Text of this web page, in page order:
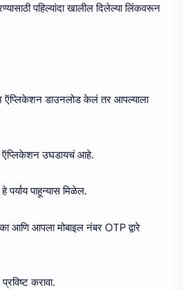
पहिल्यांदा खालील दिलेल्या लिंकवरून
डाउनलोड केलं तर आपल्याला
ऍप्लिकेशन उघडायचं आहे.
पाहून्यास मिळेल.
आणि आपला मोबाइल नंबर OTP द्वारे
करावा.